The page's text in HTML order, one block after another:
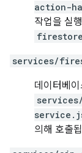
action-
작업을 실
services/
데이터베
의해 호출